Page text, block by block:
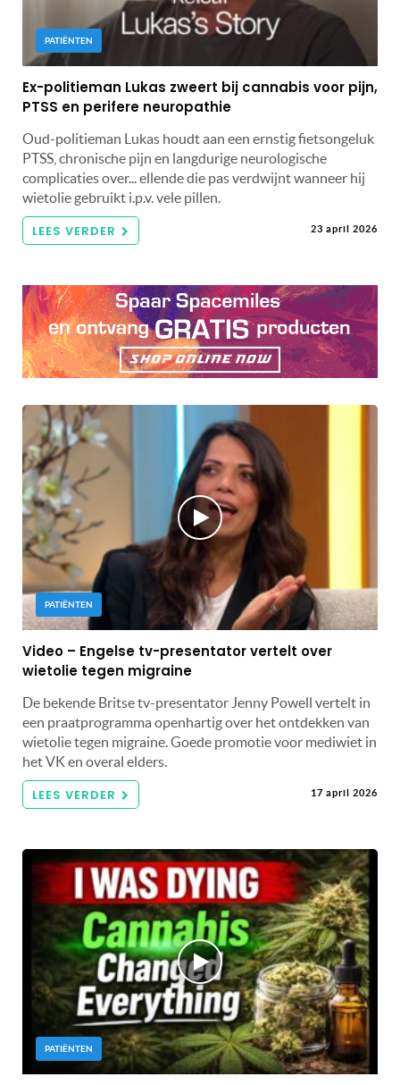
PATIËNTEN
Ex-politieman Lukas zweert bij cannabis voor pijn,
PTSS en perifere neuropathie
Oud-politieman Lukas houdt aan een ernstig fietsongeluk
PTSS, chronische pijn en langdurige neurologische
complicaties over... ellende die pas verdwijnt wanneer hij
wietolie gebruikt i.p.v. vele pillen.
LEES VERDER 23 april 2026
PATIËNTEN
Video – Engelse tv-presentator vertelt over
wietolie tegen migraine
De bekende Britse tv-presentator Jenny Powell vertelt in
een praatprogramma openhartig over het ontdekken van
wietolie tegen migraine. Goede promotie voor mediwiet in
het VK en overal elders.
LEES VERDER 17 april 2026
PATIËNTEN